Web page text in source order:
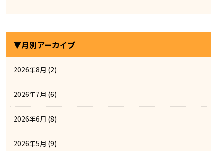
▼月別アーカイブ
2026年8月 (2)
2026年7月 (6)
2026年6月 (8)
2026年5月 (9)